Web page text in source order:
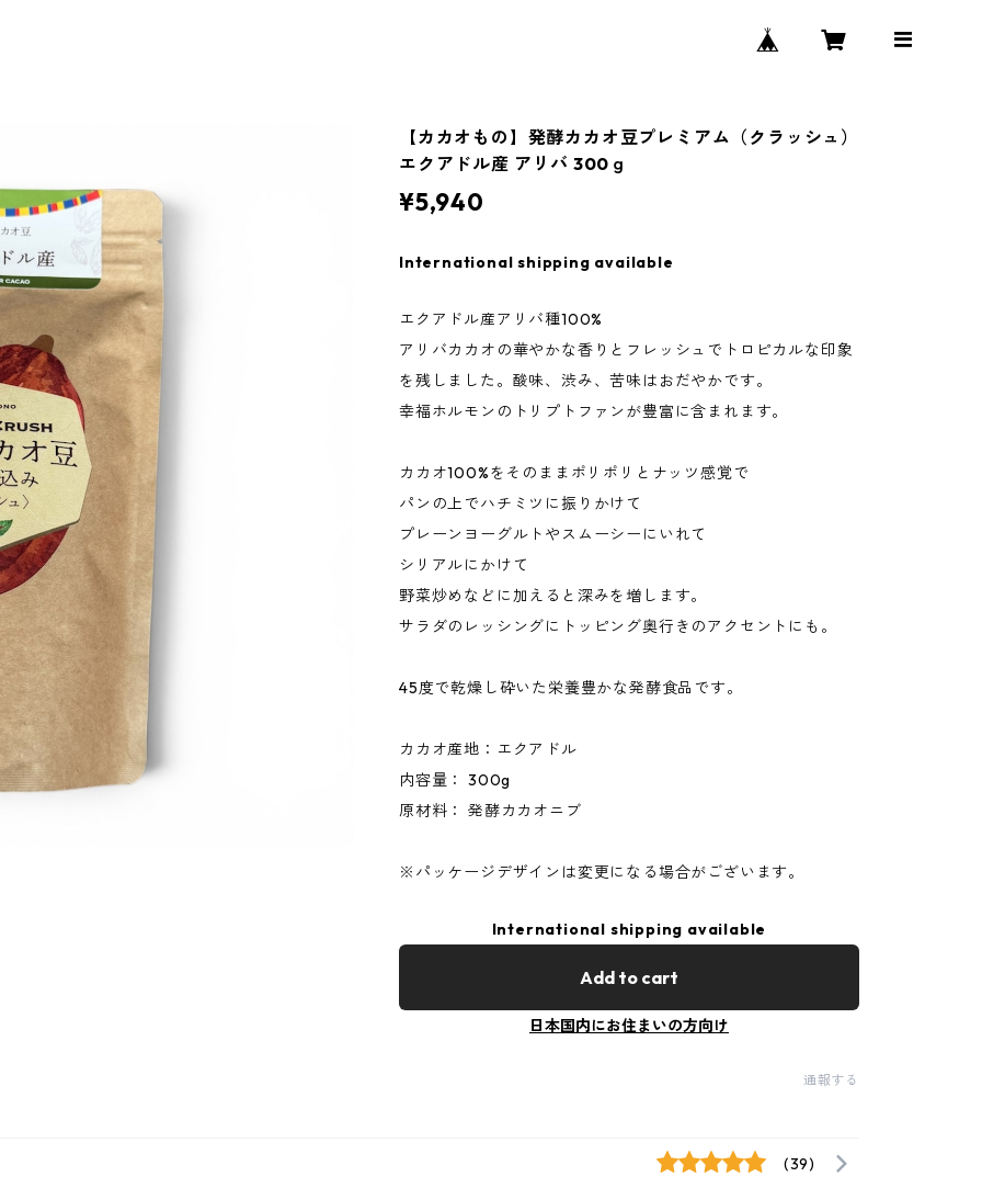
【カカオもの】発酵カカオ豆プレミアム（クラッシュ）
エクアドル産 アリバ 300ｇ
¥5,940
International shipping available
エクアドル産アリバ種100%
アリバカカオの華やかな香りとフレッシュでトロピカルな印象
を残しました。酸味、渋み、苦味はおだやかです。
幸福ホルモンのトリプトファンが豊富に含まれます。
カカオ100%をそのままポリポリとナッツ感覚で
パンの上でハチミツに振りかけて
プレーンヨーグルトやスムーシーにいれて
シリアルにかけて
野菜炒めなどに加えると深みを増します。
サラダのレッシングにトッピング奥行きのアクセントにも。
45度で乾燥し砕いた栄養豊かな発酵食品です。
カカオ産地：エクアドル
内容量： 300g
原材料： 発酵カカオニブ
※パッケージデザインは変更になる場合がございます。
International shipping available
Add to cart
日本国内にお住まいの方向け
通報する
(39)